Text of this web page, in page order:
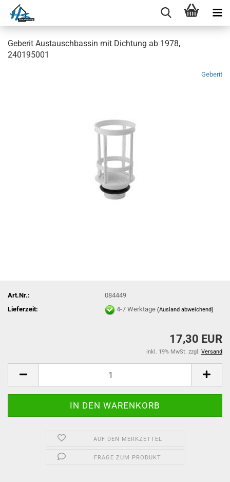
Geberit Austauschbassin mit Dichtung ab 1978,
240195001
Geberit
Art.Nr.:
084449
Lieferzeit:
4-7 Werktage(Ausland abweichend)
17,30 EUR
inkl. 19% MwSt. zzgl. Versand
AUF DEN MERKZETTEL
FRAGE ZUM PRODUKT